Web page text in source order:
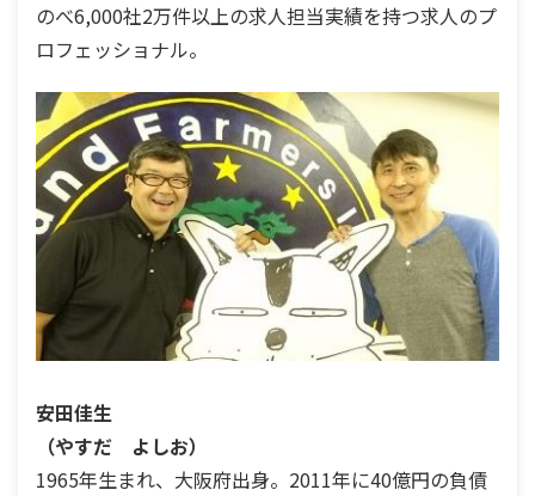
のべ6,000社2万件以上の求人担当実績を持つ求人のプ
ロフェッショナル。
安田佳生
（やすだ よしお）
1965年生まれ、大阪府出身。2011年に40億円の負債